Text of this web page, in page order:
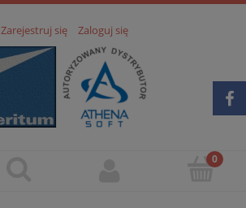
Zarejestruj się Zaloguj się